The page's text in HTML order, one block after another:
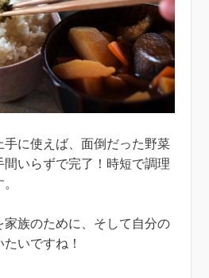
に使えば、面倒だった野菜
いらずで完了！時短で調理
家族のために、そして自分の
いですね！